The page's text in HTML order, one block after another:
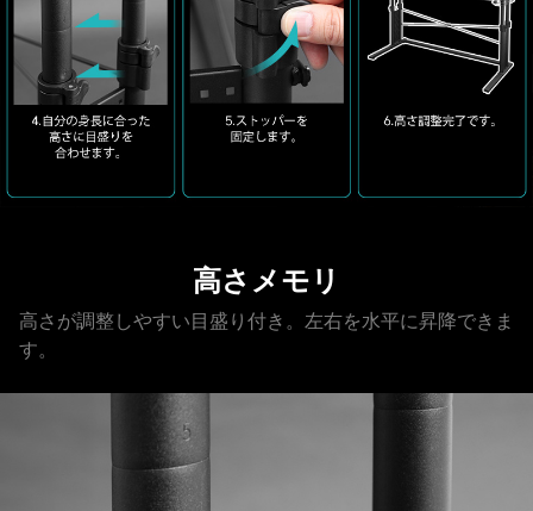
高さメモリ
高さが調整しやすい目盛り付き。左右を水平に昇降できま
す。